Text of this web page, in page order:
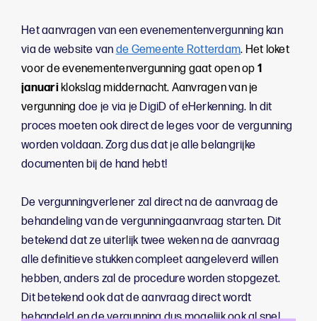
Het aanvragen van een evenementenvergunning kan
via de website van de Gemeente Rotterdam. Het loket
voor de evenementenvergunning gaat open op 1
januari klokslag middernacht. Aanvragen van je
vergunning doe je via je DigiD of eHerkenning. In dit
proces moeten ook direct de leges voor de vergunning
worden voldaan. Zorg dus dat je alle belangrijke
documenten bij de hand hebt!
De vergunningverlener zal direct na de aanvraag de
behandeling van de vergunningaanvraag starten. Dit
betekend dat ze uiterlijk twee weken na de aanvraag
alle definitieve stukken compleet aangeleverd willen
hebben, anders zal de procedure worden stopgezet.
Dit betekend ook dat de aanvraag direct wordt
behandeld en de vergunning dus mogelijk ook al snel